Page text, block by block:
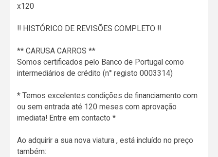
x120
!! HISTÓRICO DE REVISÕES COMPLETO !!
** CARUSA CARROS **
Somos certificados pelo Banco de Portugal como
intermediários de crédito (n° registo 0003314)
* Temos excelentes condições de financiamento com
ou sem entrada até 120 meses com aprovação
imediata! Entre em contacto *
Ao adquirir a sua nova viatura , está incluído no preço
também: